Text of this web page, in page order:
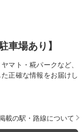
車場あり】
マト・糀パークなど、
正確な情報をお届けし
載の駅・路線について